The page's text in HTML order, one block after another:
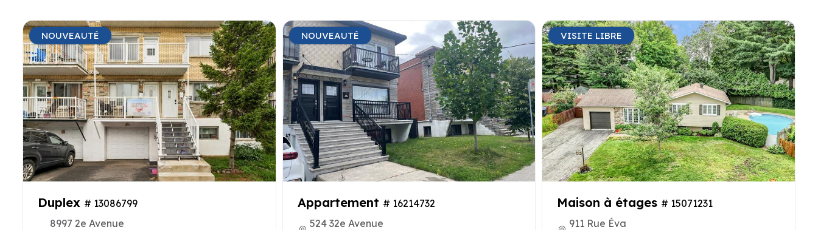
NOUVEAUTÉ
Duplex # 13086799
8997 2e Avenue
NOUVEAUTÉ
Appartement # 16214732
524 32e Avenue
VISITE LIBRE
Maison à étages # 15071231
911 Rue Éva